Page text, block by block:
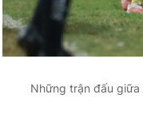
Những trận đấu giữa